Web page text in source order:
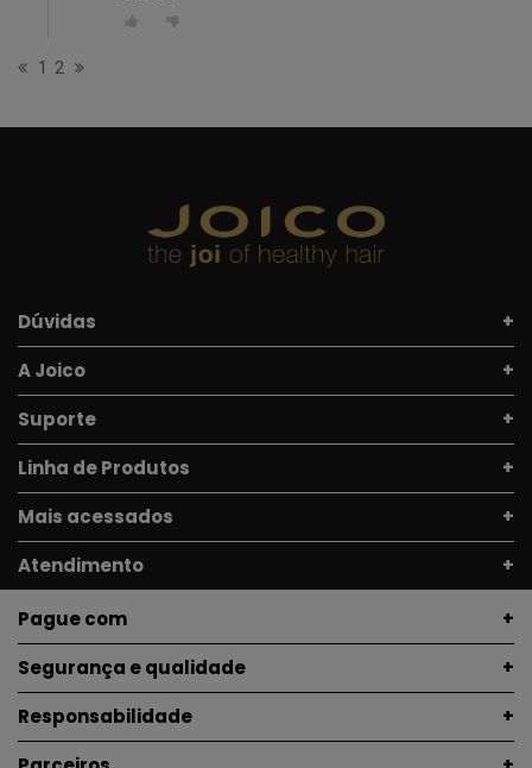
1 2
Dúvidas
A Joico
Suporte
Linha de Produtos
Mais acessados
Atendimento
Pague com
Segurança e qualidade
Responsabilidade